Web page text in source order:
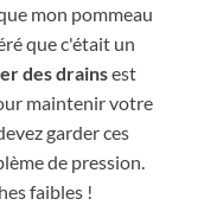
mon pommeau
que c'était un
des drainsest
maintenir votre
garder ces
de pression.
faibles !